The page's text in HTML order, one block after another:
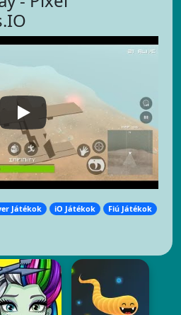
Játékok iO Játékok
Fiú Játékok